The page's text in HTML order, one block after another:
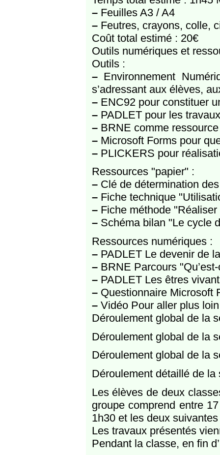
–Feuilles A3 / A4
–Feutres, crayons, colle,
Coût total estimé : 20€
Outils numériques et
Outils :
–Environnement
s’adressant aux élèves,
–ENC92 pour constituer
–PADLET pour les
–BRNE comme
–Microsoft Forms pour
–PLICKERS pour
Ressources "papier" :
–Clé de détermination
–Fiche technique
–Fiche méthode "Réaliser
–Schéma bilan "Le cycle
Ressources numériques :
–PADLET Le devenir de
–BRNE Parcours
–PADLET Les êtres
–Questionnaire Microsoft
–Vidéo Pour aller plus
Déroulement global de la
Déroulement global de la
Déroulement global de la
Déroulement détaillé de la
Les élèves de deux
groupe comprend entre
1h30 et les deux
Les travaux présentés
Pendant la classe, en fin